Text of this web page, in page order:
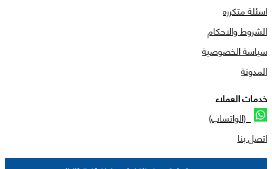
اسئلة متكرره
الشروط والاحكام
سياسة الخصوصية
المدونة
خدمات العملاء
(الواتساب)
اتصل بنا